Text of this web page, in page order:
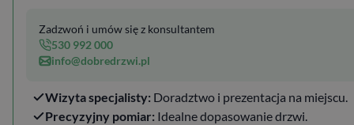
Wizyta specjalisty: Doradztwo i prezentacja na miejscu.
Precyzyjny pomiar: Idealne dopasowanie drzwi.
Zadzwoń i umów się z konsultantem
530 992 000
info@dobredrzwi.pl